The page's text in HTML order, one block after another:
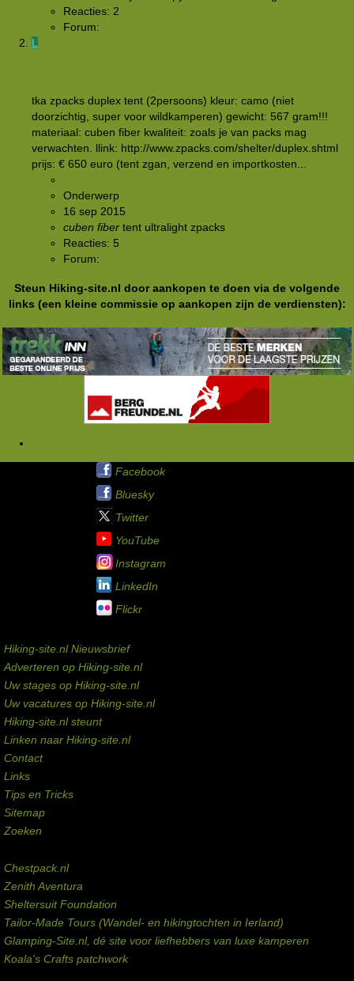
Reacties: 2
Forum:
L
tka zpacks duplex tent (2persoons) kleur: camo (niet
doorzichtig, super voor wildkamperen) gewicht: 567 gram!!!
materiaal: cuben fiber kwaliteit: zoals je van packs mag
verwachten. llink: http://www.zpacks.com/shelter/duplex.shtml
prijs: € 650 euro (tent zgan, verzend en importkosten...
Onderwerp
16 sep 2015
cuben fiber tent ultralight zpacks
Reacties: 5
Forum:
Steun Hiking-site.nl door aankopen te doen via de volgende
links (een kleine commissie op aankopen zijn de verdiensten):
Facebook
Bluesky
Twitter
YouTube
Instagram
LinkedIn
Flickr
Hiking-site.nl Nieuwsbrief
Adverteren op Hiking-site.nl
Uw stages op Hiking-site.nl
Uw vacatures op Hiking-site.nl
Hiking-site.nl steunt
Linken naar Hiking-site.nl
Contact
Links
Tips en Tricks
Sitemap
Zoeken
Chestpack.nl
Zenith Aventura
Sheltersuit Foundation
Tailor-Made Tours (Wandel- en hikingtochten in Ierland)
Glamping-Site.nl, dé site voor liefhebbers van luxe kamperen
Koala's Crafts patchwork